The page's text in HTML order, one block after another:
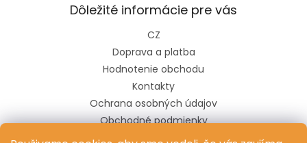
Dôležité informácie pre vás
CZ
Doprava a platba
Hodnotenie obchodu
Kontakty
Ochrana osobných údajov
Obchodné podmienky
Pravidlá súťaže na sociálnych sieťach